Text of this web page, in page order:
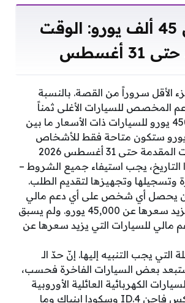
أكثر من 45 ألف يورو: الوقت
أغسطس
الأقل سروراً من القصة. بالنسبة
المخصص للسيارات الأغلى ثمناً
بنهاية الصيف. 4500 يورو للسيارات ذات الأسعار ما بين
و 65000 يورو ستكون متاحة فقط للأشخاص
الطبيعيين للطلبات المقدمة حتى 31 أغسطس 2026
التاريخ، يجب استيفاء جميع الشروط –
وتسجيلها وتجهيزها لتقديم الطلب.
لن يحصل أي شخص على أي دعم مالي
لسيارة كهربائية يزيد سعرها عن 45,000 يورو. ولم يسبق
مالي للسيارات التي يزيد سعرها عن
التي يجب التنبيه إليها. إنّ حدّ الـ
لا يستبعد بعض السيارات الفاخرة فحسب،
الكهربائية العائلية الأوروبية
الجادة – مثل فولكس فاجن ID.4 وسكودا إينياك وما